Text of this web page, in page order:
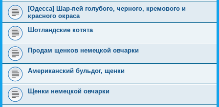
[Одесса] Шар-пей голубого, черного, кремового и
красного окраса
Шотландские котята
Продам щенков немецкой овчарки
Американский бульдог, щенки
Щенки немецкой овчарки